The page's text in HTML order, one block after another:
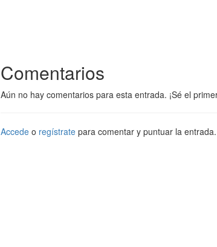
Comentarios
Aún no hay comentarios para esta entrada. ¡Sé el
Accede o regístrate para comentar y puntuar la entrada.